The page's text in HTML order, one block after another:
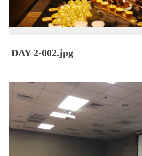
DAY 2-002.jpg